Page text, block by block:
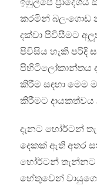
ඉඹුල්පේ
කරමින් බලංගොඩ
දක්වා පිවිසීමට
පිවිසිය හැකි පරිදි
පිහිටිලෝකාන්තය
කිරීම සඳහා මෙම
කිරීමට දායකත්වය
දැනට හෝර්ටන්
දෙකක් ඇති අතර
හෝර්ටන් තැන්නට
හේතුවෙන්